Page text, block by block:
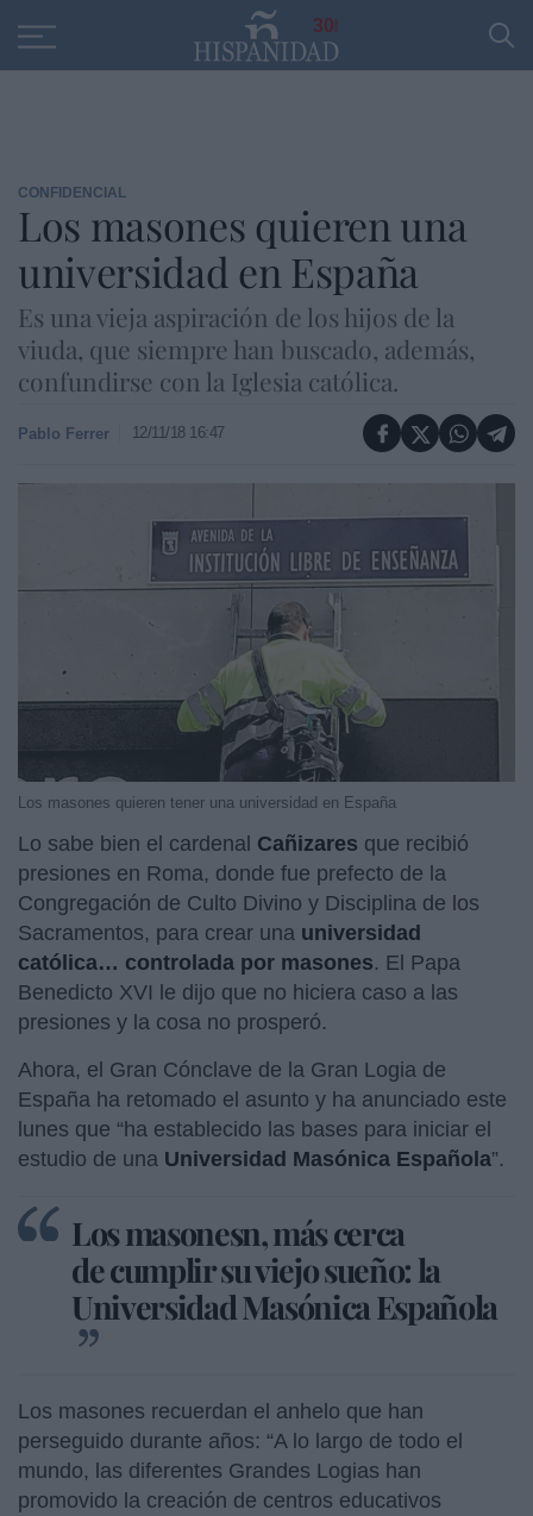
30
CONFIDENCIAL
Los masones quieren una
universidad en España
Es una vieja aspiración de los hijos de la
viuda, que siempre han buscado, además,
confundirse con la Iglesia católica.
Pablo Ferrer 12/11/18 16:47
Los masones quieren tener una universidad en España
Lo sabe bien el cardenal Cañizares que recibió
presiones en Roma, donde fue prefecto de la
Congregación de Culto Divino y Disciplina de los
Sacramentos, para crear una universidad
católica… controlada por masones. El Papa
Benedicto XVI le dijo que no hiciera caso a las
presiones y la cosa no prosperó.
Ahora, el Gran Cónclave de la Gran Logia de
España ha retomado el asunto y ha anunciado este
lunes que “ha establecido las bases para iniciar el
estudio de una Universidad Masónica Española”.
Los masonesn, más cerca
de cumplir su viejo sueño: la
Universidad Masónica Española
Los masones recuerdan el anhelo que han
perseguido durante años: “A lo largo de todo el
mundo, las diferentes Grandes Logias han
promovido la creación de centros educativos